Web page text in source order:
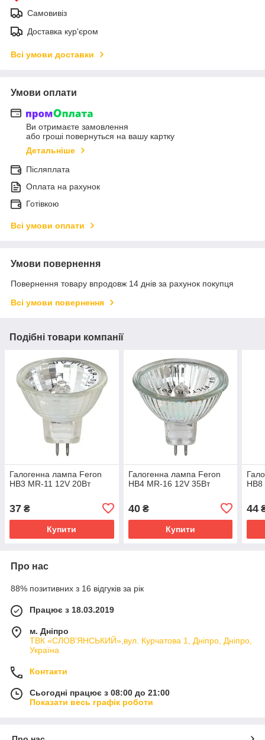
Самовивіз
Доставка кур'єром
Всі умови доставки
Умови оплати
Ви отримаєте замовлення
або гроші повернуться на вашу картку
Детальніше
Післяплата
Оплата на рахунок
Готівкою
Всі умови оплати
Умови повернення
Повернення товару впродовж 14 днів за рахунок покупця
Всі умови повернення
Подібні товари компанії
Галогенна лампа Feron
HB3 MR-11 12V 20Вт
37 ₴
Купити
Галогенна лампа Feron
HB4 MR-16 12V 35Вт
40₴
Купити
HB8
44
Про нас
88% позитивних з 16 відгуків за рік
Працює з 18.03.2019
м. Дніпро
ТВК «СЛОВ'ЯНСЬКИЙ»,вул. Курчатова 1, Дніпро, Дніпро,
Україна
Контакти
Сьогодні працює з 08:00 до 21:00
Показати весь графік роботи